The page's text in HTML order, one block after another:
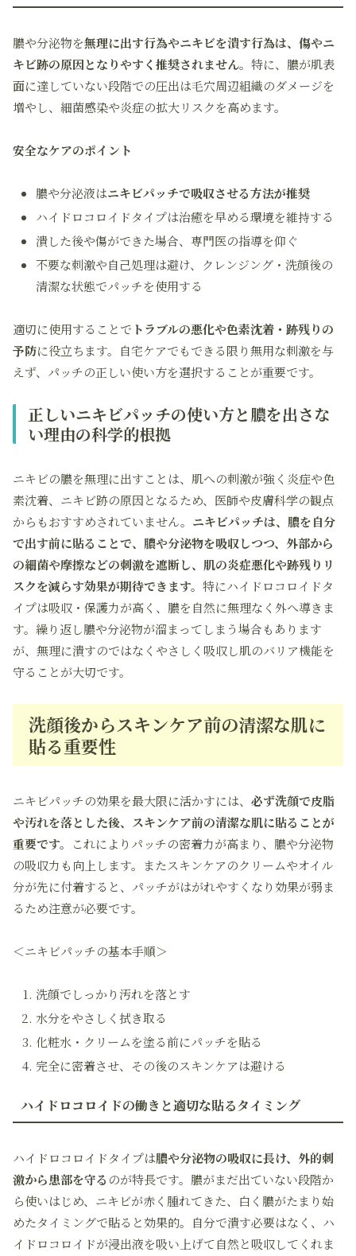
膿や分泌物を無理に出す行為やニキビを潰す行為は、傷やニ
キビ跡の原因となりやすく推奨されません。特に、膿が肌表
面に達していない段階での圧出は毛穴周辺組織のダメージを
増やし、細菌感染や炎症の拡大リスクを高めます。
安全なケアのポイント
膿や分泌液はニキビパッチで吸収させる方法が推奨
ハイドロコロイドタイプは治癒を早める環境を維持する
潰した後や傷ができた場合、専門医の指導を仰ぐ
不要な刺激や自己処理は避け、クレンジング・洗顔後の
清潔な状態でパッチを使用する
適切に使用することで トラブルの悪化や色素沈着・跡残りの
予防に役立ちます。自宅ケアでもできる限り無用な刺激を与
えず、パッチの正しい使い方を選択することが重要です。
正しいニキビパッチの使い方と膿を出さな
い理由の科学的根拠
ニキビの膿を無理に出すことは、肌への刺激が強く炎症や色
素沈着、ニキビ跡の原因となるため、医師や皮膚科学の観点
からもおすすめされていません。 ニキビパッチは、膿を自分
で出す前に貼ることで、膿や分泌物を吸収しつつ、外部から
の細菌や摩擦などの刺激を遮断し、肌の炎症悪化や跡残りリ
スクを減らす効果が期待できます。 特にハイドロコロイドタ
イプは吸収・保護力が高く、膿を自然に無理なく外へ導きま
す。繰り返し膿や分泌物が溜まってしまう場合もあります
が、無理に潰すのではなくやさしく吸収し肌のバリア機能を
守ることが大切です。
洗顔後からスキンケア前の清潔な肌に
貼る重要性
ニキビパッチの効果を最大限に活かすには、 必ず洗顔で皮脂
や汚れを落とした後、スキンケア前の清潔な肌に貼ることが
重要です。
これによりパッチの密着力が高まり、膿や分泌物
の吸収力も向上します。またスキンケアのクリームやオイル
分が先に付着すると、パッチがはがれやすくなり効果が弱ま
るため注意が必要です。
＜ニキビパッチの基本手順＞
洗顔でしっかり汚れを落とす
水分をやさしく拭き取る
化粧水・クリームを塗る前にパッチを貼る
完全に密着させ、その後のスキンケアは避ける
ハイドロコロイドの働きと適切な貼るタイミング
ハイドロコロイドタイプは膿や分泌物の吸収に長け、外的刺
激から患部を守る のが特長です。膿がまだ出ていない段階か
ら使いはじめ、ニキビが赤く腫れてきた、白く膿がたまり始
めたタイミングで貼ると効果的。自分で潰す必要はなく、ハ
イドロコロイドが浸出液を吸い上げて自然と吸収してくれま